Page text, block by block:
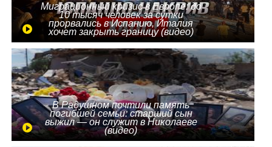
Миграционный кризис в Европе: до
10 тысяч человек за сутки
прорвались в Испанию, Италия
хочет закрыть границу (видео)
В Радушном почтили память
погибшей семьи: старший сын
выжил — он служит в Николаеве
(видео)